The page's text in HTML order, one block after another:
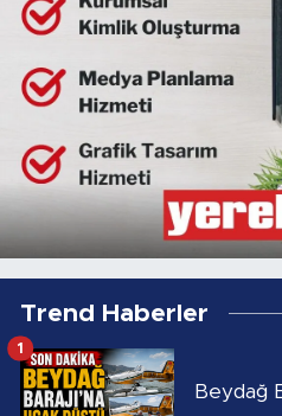
Trend Haberler
Beydağ
1